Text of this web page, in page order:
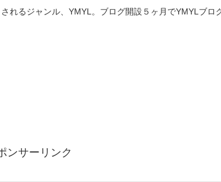
れるジャンル、YMYL。ブログ開設５ヶ月でYMYLブロ
ンサーリンク